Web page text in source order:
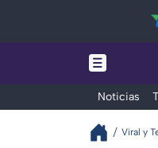
Noticias
Viral y